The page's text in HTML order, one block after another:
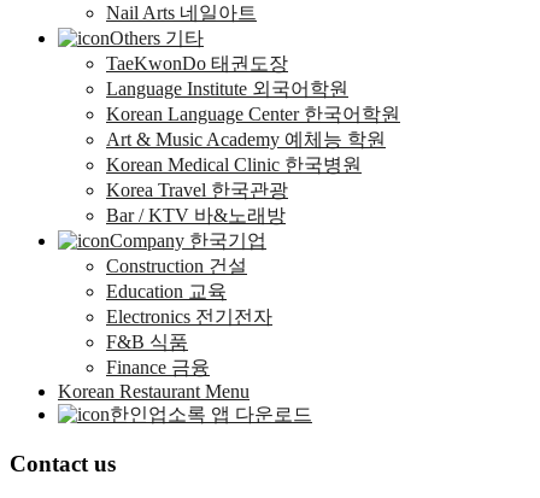
Nail Arts 네일아트
Others 기타
TaeKwonDo 태권도장
Language Institute 외국어학원
Korean Language Center 한국어학원
Art & Music Academy 예체능 학원
Korean Medical Clinic 한국병원
Korea Travel 한국관광
Bar / KTV 바&노래방
Company 한국기업
Construction 건설
Education 교육
Electronics 전기전자
F&B 식품
Finance 금융
Korean Restaurant Menu
한인업소록 앱 다운로드
Contact us